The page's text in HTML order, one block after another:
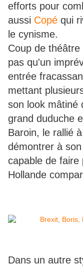
efforts pour
aussi Copé qui
le cynisme.
Coup de théâtre
pas qu'un
entrée
mettant
son look mâtiné
grand duduche
Baroin, le rallié
démontrer à
capable de faire
Hollande
Dans un autre